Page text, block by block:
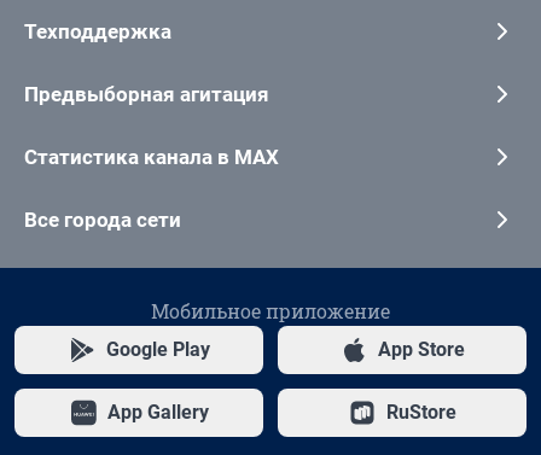
Техподдержка
Предвыборная агитация
Статистика канала в MAX
Все города сети
Мобильное приложение
Google Play App Store
App Gallery RuStore